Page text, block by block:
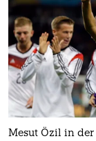
Mesut Özil in